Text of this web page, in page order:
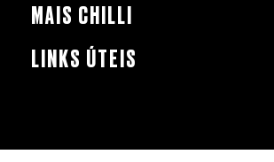
MAIS CHILLI
LINKS ÚTEIS